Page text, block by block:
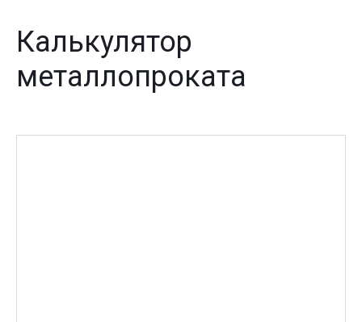
Калькулятор
металлопроката